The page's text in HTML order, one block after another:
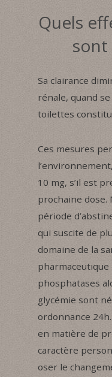
Quels
sont
Sa clairance
rénale, quand se
toilettes
Ces mesures
10 mg, s’il est
prochaine dose.
période
qui suscite de
domaine de la
phosphatases
glycémie sont
ordonnance
en matière de
caractère
oser le